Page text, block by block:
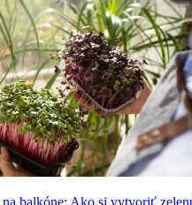
balkóne: Ako si vytvoriť